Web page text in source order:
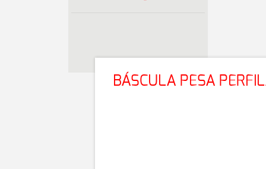
BÁSCULA PESA